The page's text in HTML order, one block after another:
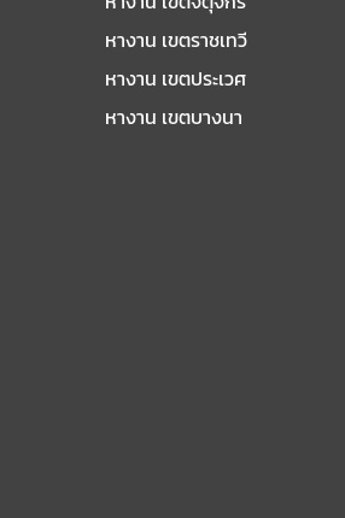
หางาน เขตราชเทวี
หางาน เขตประเวศ
หางาน เขตบางนา